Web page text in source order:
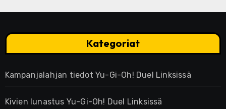
Kategoriat
Kampanjalahjan tiedot Yu-Gi-Oh! Duel Linksissä
Kivien lunastus Yu-Gi-Oh! Duel Linksissä